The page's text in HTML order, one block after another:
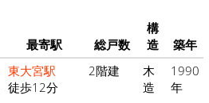
最寄駅 総戸数
構
造
築年
東大宮駅
徒歩12分
2階建
木
造
1990
年